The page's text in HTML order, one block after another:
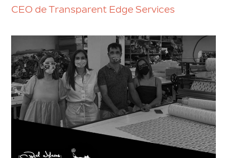
CEO de Transparent Edge Services